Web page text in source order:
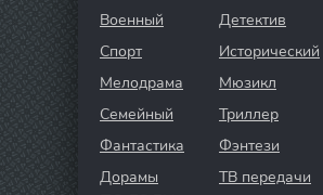
Военный
Детектив
Спорт
Исторический
Мелодрама
Мюзикл
Семейный
Триллер
Фантастика
Фэнтези
Дорамы
ТВ передачи